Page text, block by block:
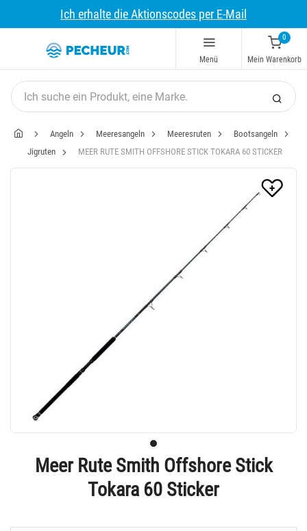
Ich erhalte die Aktionscodes per E-Mail
Menü
0
Mein Warenkorb
Angeln Meeresangeln Meeresruten
Bootsangeln
Jigruten
MEER RUTE SMITH OFFSHORE STICK TOKARA 60 STICKER
Meer Rute Smith Offshore Stick
Tokara 60 Sticker